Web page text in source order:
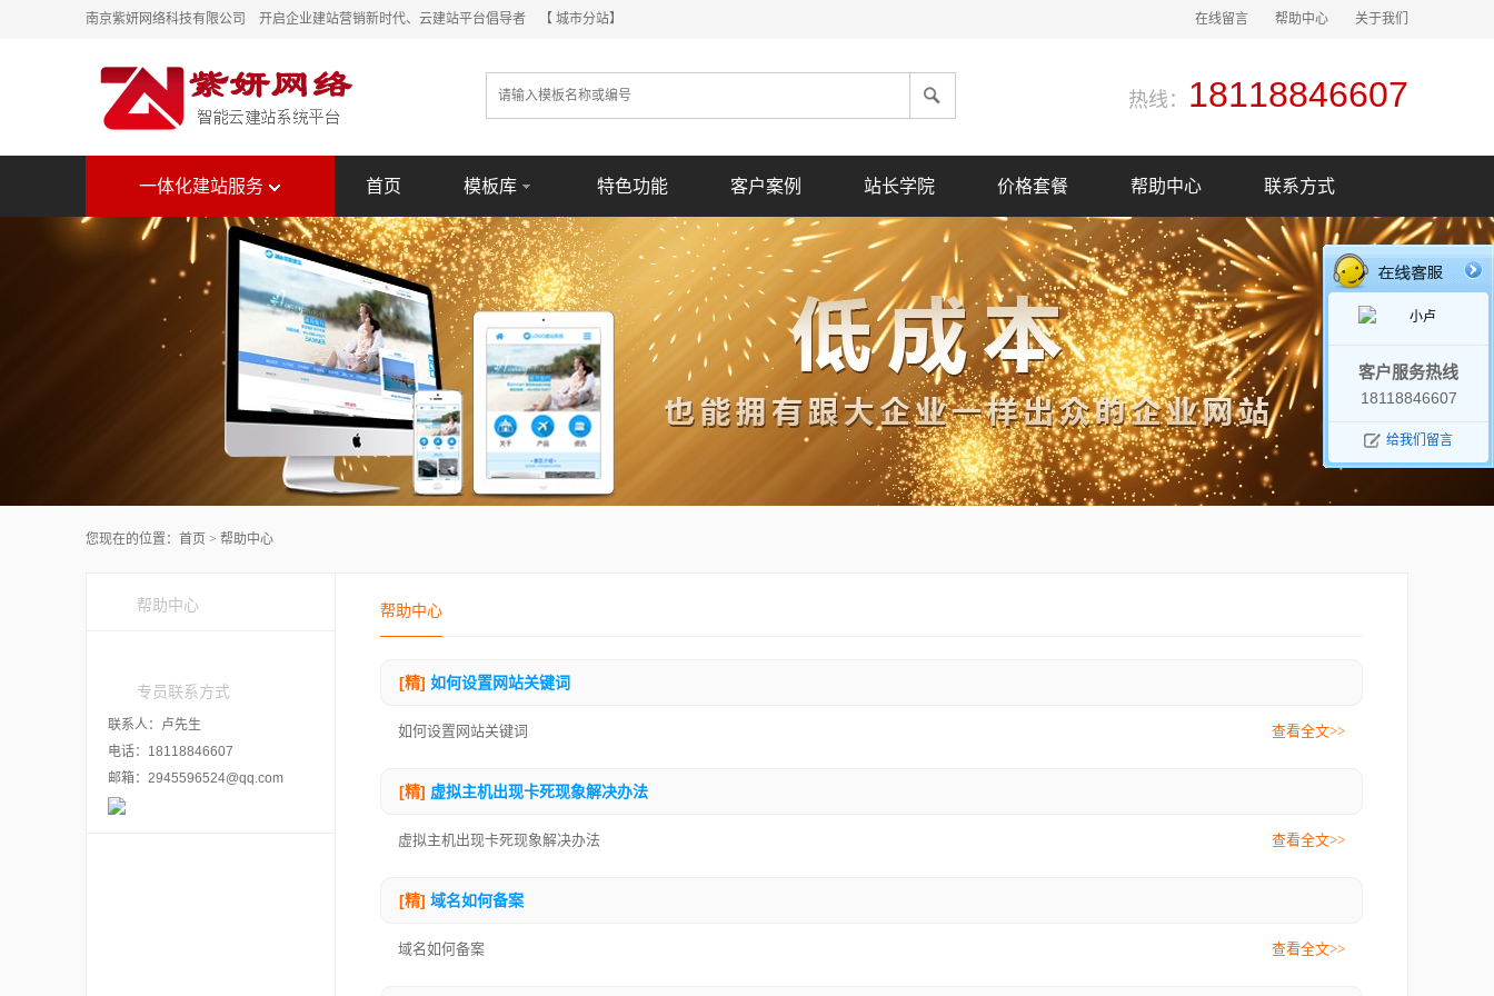
南京紫妍网络科技有限公司 开启企业建站营销新时代、云建站平台倡导者 【 城市分站】 在线留言 帮助中心 关于我们
热线： 18118846607
一体化建站服务 首页 模板库 特色功能 客户案例 站长学院 价格套餐 帮助中心 联系方式
您现在的位置： 首页 > 帮助中心
帮助中心
专员联系方式
联系人：卢先生
电话：18118846607
邮箱：2945596524@qq.com
帮助中心
[精] 如何设置网站关键词
如何设置网站关键词 查看全文>>
[精] 虚拟主机出现卡死现象解决办法
虚拟主机出现卡死现象解决办法 查看全文>>
[精] 域名如何备案
域名如何备案 查看全文>>
小卢
客户服务热线
18118846607
给我们留言